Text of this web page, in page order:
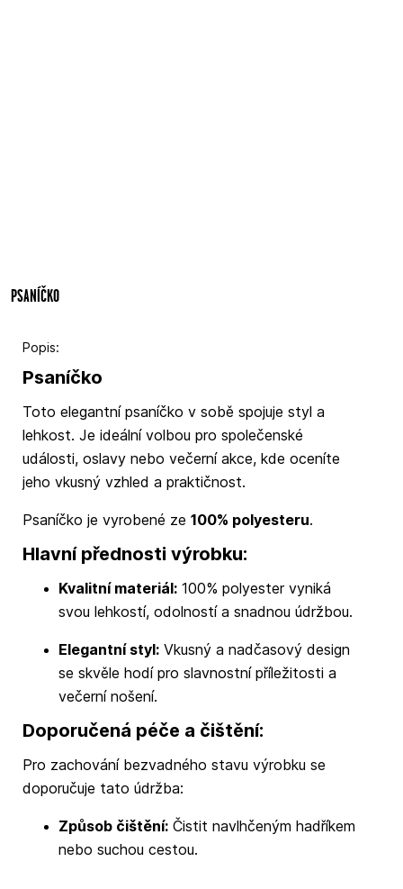
PSANÍČKO
Popis:
Psaníčko
Toto elegantní psaníčko v sobě spojuje styl a
lehkost. Je ideální volbou pro společenské
události, oslavy nebo večerní akce, kde oceníte
jeho vkusný vzhled a praktičnost.
Psaníčko je vyrobené ze 100% polyesteru.
Hlavní přednosti výrobku:
Kvalitní materiál:100% polyester vyniká
svou lehkostí, odolností a snadnou údržbou.
Elegantní styl:Vkusný a nadčasový design
se skvěle hodí pro slavnostní příležitosti a
večerní nošení.
Doporučená péče a čištění:
Pro zachování bezvadného stavu výrobku se
doporučuje tato údržba:
Způsob čištění:Čistit navlhčeným hadříkem
nebo suchou cestou.